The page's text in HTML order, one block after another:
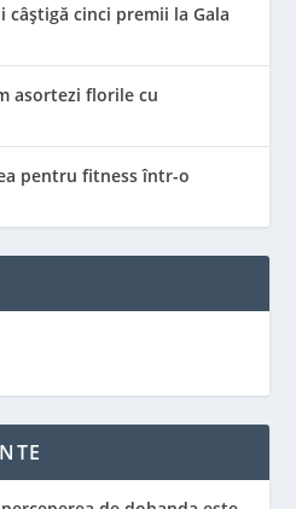
câștigă cinci premii la Gala
asortezi florile cu
pentru fitness într-o